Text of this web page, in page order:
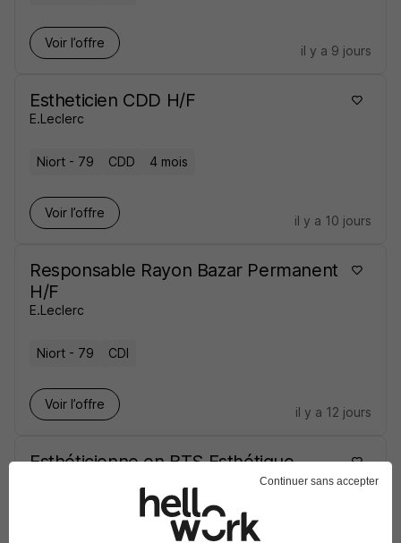
Voir l’offre
il y a 9 jours
Estheticien CDD H/F
E.Leclerc
Niort - 79 CDD 4 mois
Voir l’offre
il y a 10 jours
Responsable Rayon Bazar Permanent
H/F
E.Leclerc
Niort - 79 CDI
Voir l’offre
il y a 12 jours
Esthéticienne en BTS Esthétique
Alternance H/F
Continuer sans accepter